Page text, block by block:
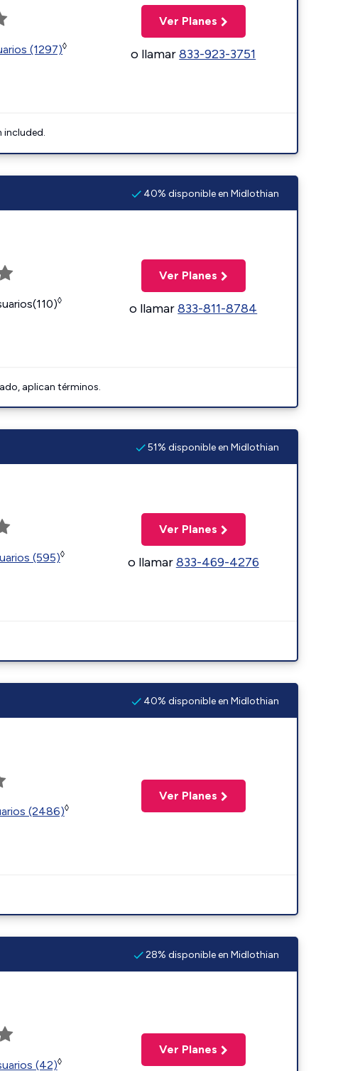
(1297)◊
Ver Planes
o llamar833-923-3751
included.
40% disponible en Midlothian
◊
Ver Planes
o llamar833-811-8784
aplican términos.
51% disponible en Midlothian
(595)◊
Ver Planes
o llamar833-469-4276
40% disponible en Midlothian
(2486)◊
Ver Planes
28% disponible en Midlothian
(42)◊
Ver Planes